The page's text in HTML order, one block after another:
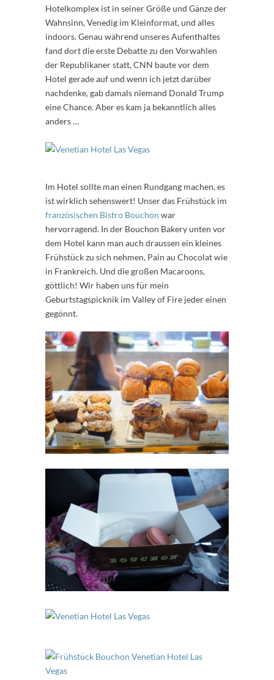
Hotelkomplex ist in seiner Größe und Gänze der
Wahnsinn, Venedig im Kleinformat, und alles
indoors. Genau während unseres Aufenthaltes
fand dort die erste Debatte zu den Vorwahlen
der Republikaner statt, CNN baute vor dem
Hotel gerade auf und wenn ich jetzt darüber
nachdenke, gab damals niemand Donald Trump
eine Chance. Aber es kam ja bekanntlich alles
anders …
Im Hotel sollte man einen Rundgang machen, es
ist wirklich sehenswert! Unser das Frühstück im
französischen Bistro Bouchon war
hervorragend. In der Bouchon Bakery unten vor
dem Hotel kann man auch draussen ein kleines
Frühstück zu sich nehmen, Pain au Chocolat wie
in Frankreich. Und die großen Macaroons,
göttlich! Wir haben uns für mein
Geburtstagspicknik im Valley of Fire jeder einen
gegönnt.